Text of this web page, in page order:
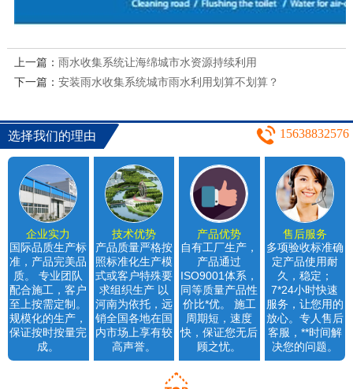
上一篇： 雨水收集系统让海绵城市水资源持续利用
下一篇： 安装雨水收集系统城市雨水利用划算不划算？
选择我们的理由 15638832576
企业实力
国际品质生产标
准，产品完美品
质。 专业团队
配合施工，客户
至上按需定制。
规模化的生产，
保证按时按量完
成。
技术优势
产品质量严格按
照标准化生产模
式或客户特殊要
求组织生产 以
河南为依托，远
销全国各地在国
内市场上享有较
高声誉。
产品优势
自有工厂生产，
产品通过
ISO9001体系，
同等质量产品性
价比*优。 施工
周期短，速度
快，保证您无后
顾之忧。
售后服务
多项验收标准确
定产品使用耐
久，稳定；
7*24小时快速
服务，让您用的
放心。专人售后
客服，**时间解
决您的问题。